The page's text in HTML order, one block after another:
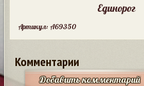
Единорог
Артикул: A69350
Комментарии
Добавить комментарий